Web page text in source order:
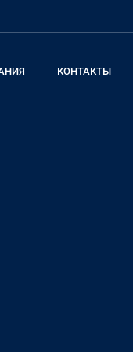
КОНТАКТЫ